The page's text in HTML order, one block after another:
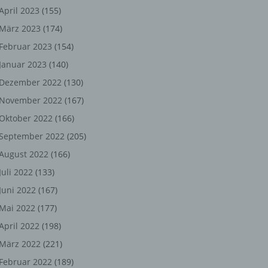
2023 (155)
März 2023 (174)
Februar 2023 (154)
Januar 2023 (140)
Dezember 2022 (130)
November 2022 (167)
Oktober 2022 (166)
September 2022 (205)
2022 (166)
Juli 2022 (133)
Juni 2022 (167)
Mai 2022 (177)
2022 (198)
März 2022 (221)
Februar 2022 (189)
oder